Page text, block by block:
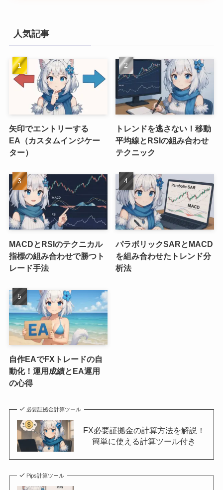
人気記事
矢印でエントリーする
EA（カスタムインジケー
ター）
トレンドを逃さない！移動
平均線とRSIの組み合わせ
テクニック
MACDとRSIのテクニカル
指標の組み合わせで勝つト
レード手法
パラボリックSARとMACD
を組み合わせたトレンド分
析法
自作EAでFXトレードの自
動化！運用成績とEA運用
の心得
必要証拠金計算ツール
FX必要証拠金の計算方法を解説！
簡単に使える計算ツール付き
Pips計算ツール